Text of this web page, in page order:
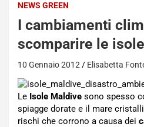
NEWS GREEN
I cambiamenti
scomparire le
10 Gennaio 2012 Elisabetta
Le Isole Maldive sono spesso
spiagge dorate e il mare
rischi che corrono a causa dei